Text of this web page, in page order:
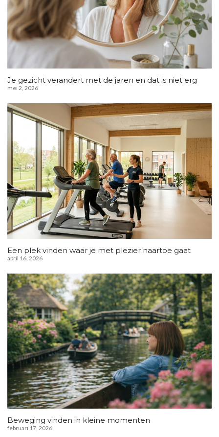
Je gezicht verandert met de jaren en dat is niet erg
mei 2, 2026
Een plek vinden waar je met plezier naartoe gaat
april 16, 2026
Beweging vinden in kleine momenten
februari 17, 2026